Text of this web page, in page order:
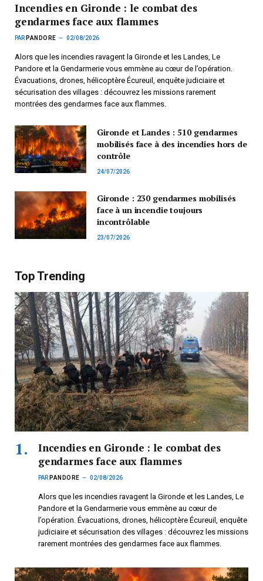
Incendies en Gironde : le combat des
gendarmes face aux flammes
PAR PANDORE 02/08/2026
Alors que les incendies ravagent la Gironde et les Landes, Le
Pandore et la Gendarmerie vous emmène au cœur de l’opération.
Évacuations, drones, hélicoptère Écureuil, enquête judiciaire et
sécurisation des villages : découvrez les missions rarement
montrées des gendarmes face aux flammes.
Gironde et Landes : 510 gendarmes
mobilisés face à des incendies hors de
contrôle
24/07/2026
Gironde : 230 gendarmes mobilisés
face à un incendie toujours
incontrôlable
23/07/2026
Top Trending
Incendies en Gironde : le combat des
gendarmes face aux flammes
PAR PANDORE 02/08/2026
Alors que les incendies ravagent la Gironde et les Landes, Le
Pandore et la Gendarmerie vous emmène au cœur de
l’opération. Évacuations, drones, hélicoptère Écureuil, enquête
judiciaire et sécurisation des villages : découvrez les missions
rarement montrées des gendarmes face aux flammes.